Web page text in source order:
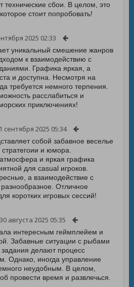
технические сбои. В целом, это
стоит попробовать!
2025 02:33
уникальный смешение жанров
к взаимодействию с
Графика яркая, а
и доступна. Несмотря на
требуется немного терпения.
расслабиться и
приключениях!
1 сентября 2025 05:34
собой забавное веселье
и юмора.
и яркая графика
для casual игроков.
а взаимодействие с
Отличное
коротких игровых сессий!
30 августа 2025 05:35
интересным геймплейем и
Забавные ситуации с рыбами
делают процесс
Однако, иногда управление
неудобным. В целом,
провести время и развлечься.